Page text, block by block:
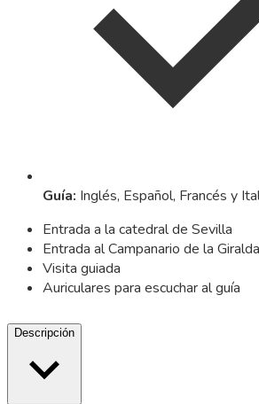
Guía: Inglés, Español, Francés y
Entrada a la catedral de Sevilla
Entrada al Campanario de la Giralda
Visita guiada
Auriculares para escuchar al guía
Descripción